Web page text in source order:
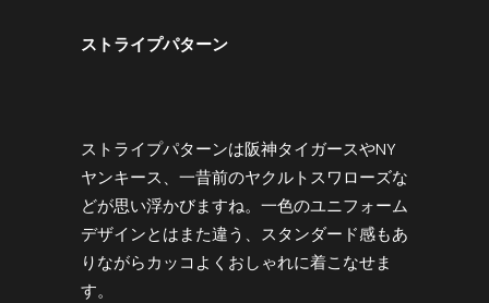
ストライプパターン
ストライプパターンは阪神タイガースやNY
ヤンキース、一昔前のヤクルトスワローズな
どが思い浮かびますね。一色のユニフォーム
デザインとはまた違う、スタンダード感もあ
りながらカッコよくおしゃれに着こなせま
す。